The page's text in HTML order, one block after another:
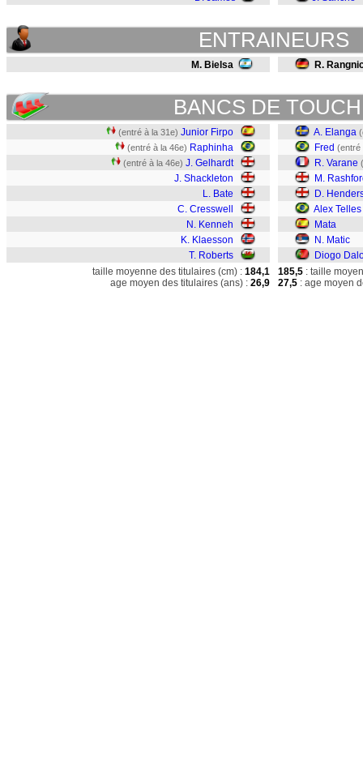
ENTRAINEURS
M. Bielsa R.
BANCS DE
(entré à la 31e) Junior Firpo
(entré à la 46e) Raphinha
(entré à la 46e) J. Gelhardt
J. Shackleton
L. Bate
C. Cresswell
N. Kenneh
K. Klaesson
T. Roberts
A. Elanga
Fred (entré
R. Varane
M.
D.
Alex Telles
Mata
N. Matic
Diogo
taille moyenne des titulaires (cm) : 184,1
age moyen des titulaires (ans) : 26,9
185,5 : taille
27,5 : age moyen